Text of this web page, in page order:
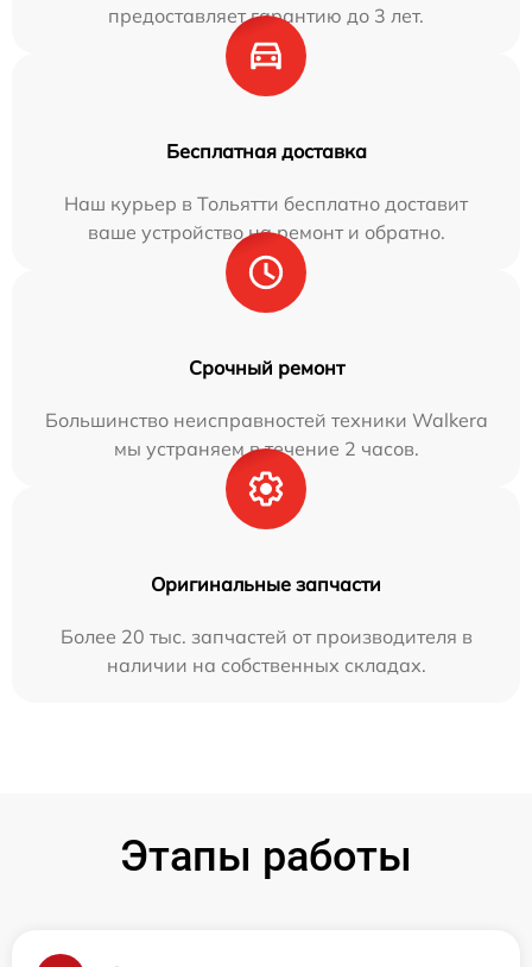
предоставляет гарантию до 3 лет.
Бесплатная доставка
Наш курьер в Тольятти бесплатно доставит
ваше устройство на ремонт и обратно.
Срочный ремонт
Большинство неисправностей техники Walkera
мы устраняем в течение 2 часов.
Оригинальные запчасти
Более 20 тыс. запчастей от производителя в
наличии на собственных складах.
Этапы работы